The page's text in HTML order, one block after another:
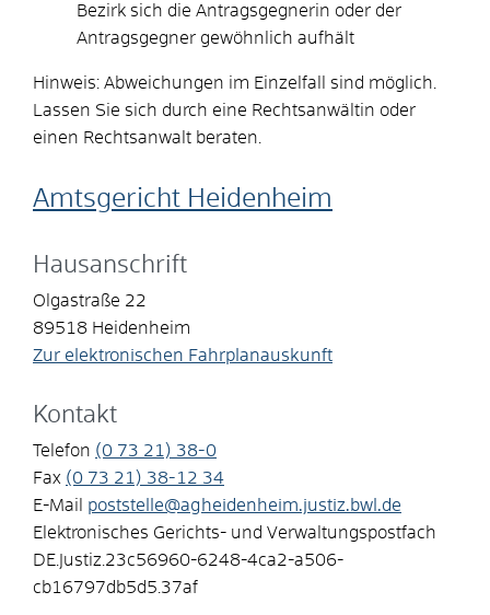
Bezirk sich die Antragsgegnerin oder der
Antragsgegner gewöhnlich aufhält
Hinweis: Abweichungen im Einzelfall sind möglich.
Lassen Sie sich durch eine Rechtsanwältin oder
einen Rechtsanwalt beraten.
Amtsgericht Heidenheim
Hausanschrift
Olgastraße 22
89518 Heidenheim
Zur elektronischen Fahrplanauskunft
Kontakt
Telefon (0 73 21) 38-0
Fax (0 73 21) 38-12 34
E-Mail
poststelle@agheidenheim.justiz.bwl.de
Elektronisches Gerichts- und Verwaltungspostfach
DE.Justiz.23c56960-6248-4ca2-a506-
cb16797db5d5.37af